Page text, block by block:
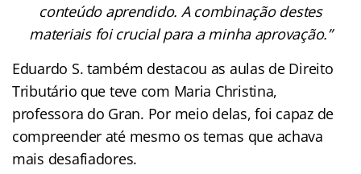
conteúdo aprendido. A combinação destes
materiais foi crucial para a minha aprovação.”
Eduardo S. também destacou as aulas de Direito
Tributário que teve com Maria Christina,
professora do Gran. Por meio delas, foi capaz de
compreender até mesmo os temas que achava
mais desafiadores.